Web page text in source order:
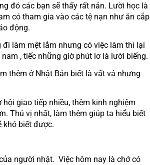
đó các bạn sẽ thấy rất nản. Lười học là
có tham gia vào các tệ nạn như ăn cắp
động.
, tiếc những giờ phút lơ là lười biếng.
Thú vị nhất, làm thêm giúp ta hiểu biết
khó biết được.